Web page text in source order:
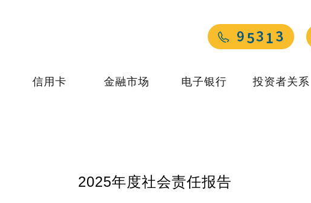
信用卡 金融市场 电子银行 投资者关系
2025年度社会责任报告